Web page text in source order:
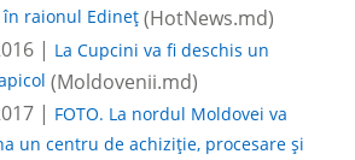
raionul Edineț(HotNews.md)
| La Cupcini va fi deschis un
(Moldovenii.md)
| FOTO. La nordul Moldovei va
un centru de achiziție, procesare și